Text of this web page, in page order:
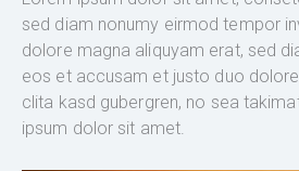
sed diam nonumy eirmod tempor
dolore magna aliquyam erat, sed
eos et accusam et justo duo
clita kasd gubergren, no sea
ipsum dolor sit amet.